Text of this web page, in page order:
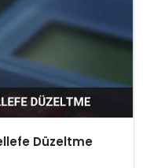
Düzeltme